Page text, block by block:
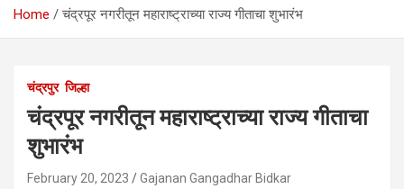
Home चंद्रपूर नगरीतून महाराष्ट्राच्या राज्य गीताचा शुभारंभ
चंद्रपुर जिल्हा
चंद्रपूर नगरीतून महाराष्ट्राच्या राज्य गीताचा
शुभारंभ
February 20, 2023 Gajanan Gangadhar Bidkar